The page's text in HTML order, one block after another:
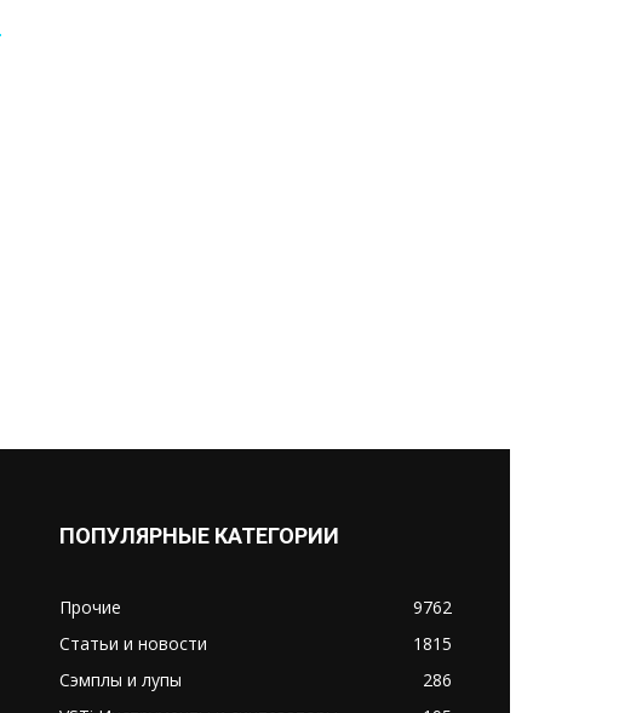
ПОПУЛЯРНЫЕ КАТЕГОРИИ
Прочие
9762
Статьи и новости
1815
Сэмплы и лупы
286